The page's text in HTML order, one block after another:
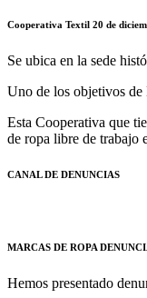
Cooperativa Textil 20 de
Se ubica en la sede
Uno de los objetivos de
Esta Cooperativa que
de ropa libre de trabajo
CANAL DE DENUNCIAS
MARCAS DE ROPA
Hemos presentado